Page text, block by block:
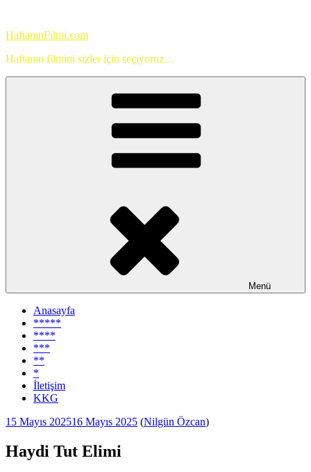
HaftanınFilmi.com
Haftanın filmini sizler için seçiyoruz…
Menü
Anasayfa
*****
****
***
**
*
İletişim
KKG
Yayım
15 Mayıs 202516 Mayıs 2025 (Nilgün Özcan)
Haydi Tut Elimi